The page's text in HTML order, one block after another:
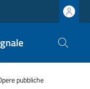
pubbliche